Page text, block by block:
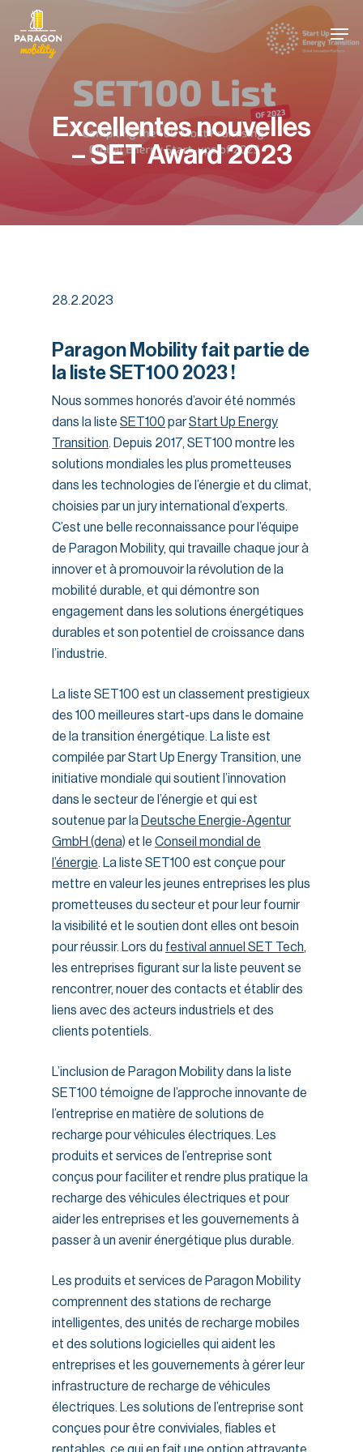
Panneau de gestion des cookies
main
Excellentes nouvelles
– SET Award 2023
28.2.2023
Paragon Mobility fait partie de
la liste SET100 2023 !
Nous sommes honorés d’avoir été nommés
dans la liste SET100 parStart Up Energy
Transition. Depuis 2017, SET100 montre les
solutions mondiales les plus prometteuses
dans les technologies de l’énergie et du climat,
choisies par un jury international d’experts.
C’est une belle reconnaissance pour l’équipe
de Paragon Mobility, qui travaille chaque jour à
innover et à promouvoir la révolution de la
mobilité durable, et qui démontre son
engagement dans les solutions énergétiques
durables et son potentiel de croissance dans
l’industrie.
La liste SET100 est un classement prestigieux
des 100 meilleures start-ups dans le domaine
de la transition énergétique. La liste est
compilée par Start Up Energy Transition, une
initiative mondiale qui soutient l’innovation
dans le secteur de l’énergie et qui est
soutenue par la Deutsche Energie-Agentur
GmbH (dena) et le Conseil mondial de
l’énergie. La liste SET100 est conçue pour
mettre en valeur les jeunes entreprises les plus
prometteuses du secteur et pour leur fournir
la visibilité et le soutien dont elles ont besoin
pour réussir. Lors du festival annuel SET Tech,
les entreprises figurant sur la liste peuvent se
rencontrer, nouer des contacts et établir des
liens avec des acteurs industriels et des
clients potentiels.
L’inclusion de Paragon Mobility dans la liste
SET100 témoigne de l’approche innovante de
l’entreprise en matière de solutions de
recharge pour véhicules électriques. Les
produits et services de l’entreprise sont
conçus pour faciliter et rendre plus pratique la
recharge des véhicules électriques et pour
aider les entreprises et les gouvernements à
passer à un avenir énergétique plus durable.
Les produits et services de Paragon Mobility
comprennent des stations de recharge
intelligentes, des unités de recharge mobiles
et des solutions logicielles qui aident les
entreprises et les gouvernements à gérer leur
infrastructure de recharge de véhicules
électriques. Les solutions de l’entreprise sont
conçues pour être conviviales, fiables et